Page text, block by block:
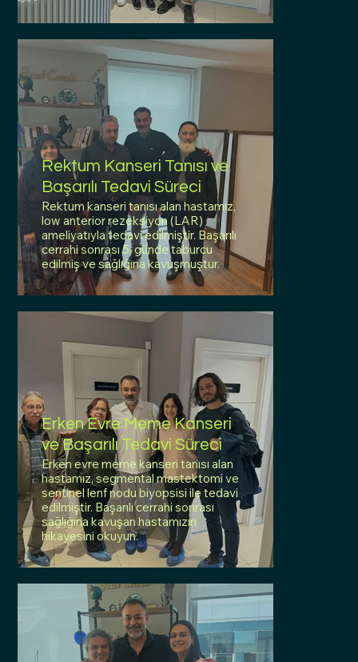
Rektum Kanseri Tanısı ve
Başarılı Tedavi Süreci
Rektum kanseri tanısı alan hastamız,
low anterior rezeksiyon (LAR)
ameliyatıyla tedavi edilmiştir. Başarılı
cerrahi sonrası 5. günde taburcu
edilmiş ve sağlığına kavuşmuştur.
Erken Evre Meme Kanseri
ve Başarılı Tedavi Süreci
Erken evre meme kanseri tanısı alan
hastamız, segmental mastektomi ve
sentinel lenf nodu biyopsisi ile tedavi
edilmiştir. Başarılı cerrahi sonrası
sağlığına kavuşan hastamızın
hikayesini okuyun.